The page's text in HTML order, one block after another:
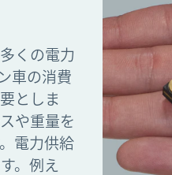
くの電力
車の消費
としま
や重量を
電力供給
。例え